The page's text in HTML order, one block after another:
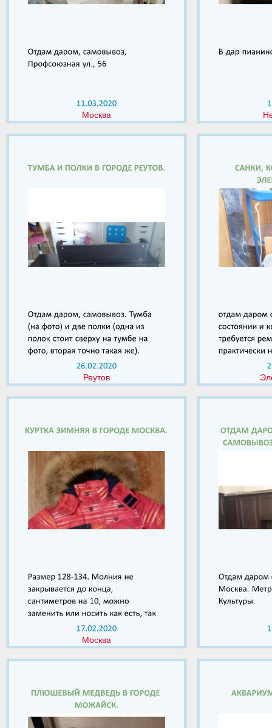
Москва
Реутов
Москва